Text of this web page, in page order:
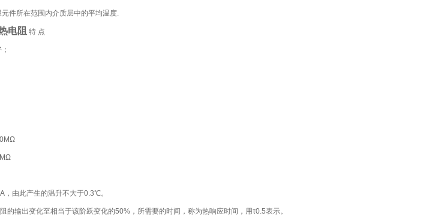
件所在范围内介质层中的平均温度.
电阻特 点
由此产生的温升不大于0.3℃。
输出变化至相当于该阶跃变化的50%，所需要的时间，称为热响应时间，用τ0.5表示。